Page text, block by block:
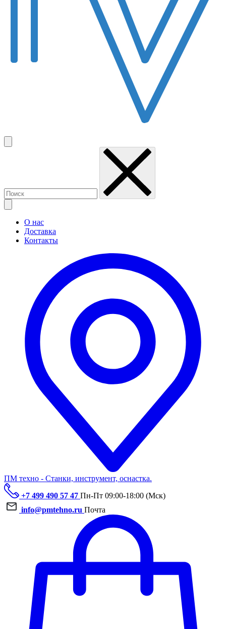
О нас
Доставка
Контакты
ПМ техно - Станки, инструмент, оснастка.
+7 499 490 57 47 Пн-Пт 09:00-18:00 (Мск)
info@pmtehno.ru Почта